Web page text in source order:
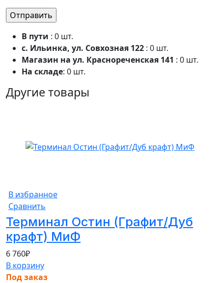
В пути : 0 шт.
с. Ильинка, ул. Совхозная 122 : 0 шт.
Магазин на ул. Краснореченская 141 : 0 шт.
На складе: 0 шт.
Другие товары
В избранное
Сравнить
Терминал Остин (Графит/Дуб
крафт) МиФ
6 760₽
В корзину
Под заказ